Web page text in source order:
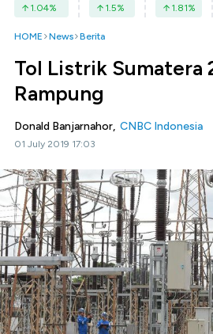
1.04% 1.5% 1.81%
HOME News Berita
Tol Listrik Sumatera
Rampung
Donald Banjarnahor, CNBC Indonesia
01 July 2019 17:03